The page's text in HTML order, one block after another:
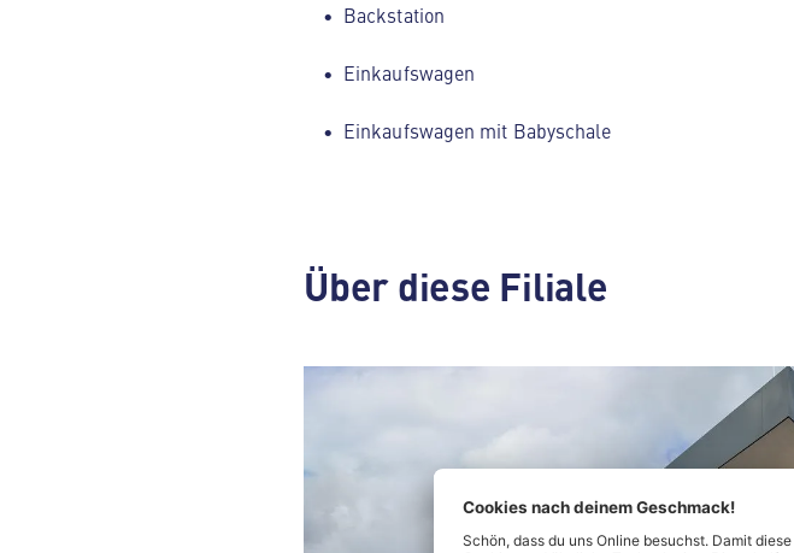
Backstation
Einkaufswagen
Einkaufswagen mit Babyschale
Über diese Filiale